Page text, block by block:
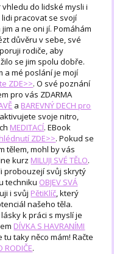
do lidské mysli i
pracovat se svojí
a ne oni jí. Pomáhám
důvěru v sebe, své
rodiče, aby
se jim spolu dobře.
a mé poslání je mojí
ZDE>>. O své poznání
pro vás ZDARMA
a BAREVNÝ DECH pro
svoje nitro,
MEDITACÍ. EBook
ZDE>>. Pokud se
tělem, mohl by vás
kurz MILUJI SVÉ TĚLO.
probouzejí svůj skrytý
techniku OBJEV SVÁ
i svůj PětiKlíč, který
našeho těla.
k práci s myslí je
DÍVKA S HAVRANÍMI
tu taky něco mám! Račte
RODIČE.